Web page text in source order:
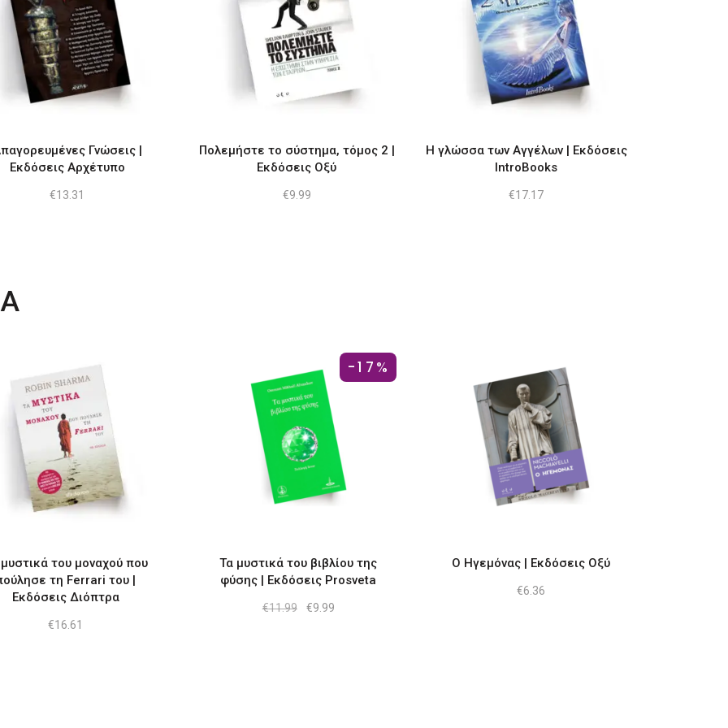
Γνώσεις |
Εκδόσεις Αρχέτυπο
€13.31
Πολεμήστε το σύστημα, τόμος 2 |
Εκδόσεις Οξύ
€9.99
Η γλώσσα των Αγγέλων | Εκδόσεις
IntroBooks
€17.17
του μοναχού που
τη Ferrari του |
Εκδόσεις Διόπτρα
€16.61
-17%
Τα μυστικά του βιβλίου της
φύσης | Εκδόσεις Prosveta
€11.99
Original
€9.99Η
Ο Ηγεμόνας | Εκδόσεις Οξύ
€6.36